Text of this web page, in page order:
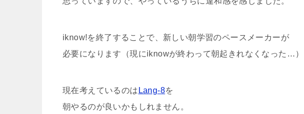
iknow!を終了することで、新しい朝学習のペースメーカーが
必要になります（現にiknowが終わって朝起きれなくなった…）
現在考えているのは Lang-8を
朝やるのが良いかもしれません。